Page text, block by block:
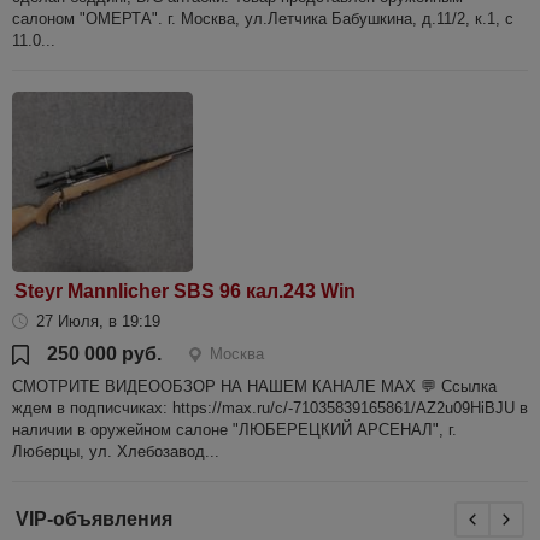
салоном "ОМЕРТА". г. Москва, ул.Летчика Бабушкина, д.11/2, к.1, с
11.0...
Steyr Mannlicher SBS 96 кал.243 Win
27 Июля, в 19:19
250 000 руб.
Москва
СМОТРИТЕ ВИДЕООБЗОР НА НАШЕМ КАНАЛЕ MAX 💬 Ссылка
ждем в подписчиках: https://max.ru/c/-71035839165861/AZ2u09HiBJU в
наличии в оружейном салоне "ЛЮБЕРЕЦКИЙ АРСЕНАЛ", г.
Люберцы, ул. Хлебозавод...
VIP-объявления